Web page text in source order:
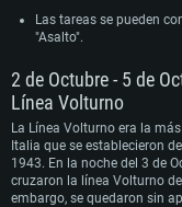
Las tareas se pueden
"Asalto".
2 de Octubre - 5 de
Línea Volturno
La Línea Volturno era la
Italia que se establecieron
1943. En la noche del 3 de
cruzaron la línea Volturno
embargo, se quedaron sin